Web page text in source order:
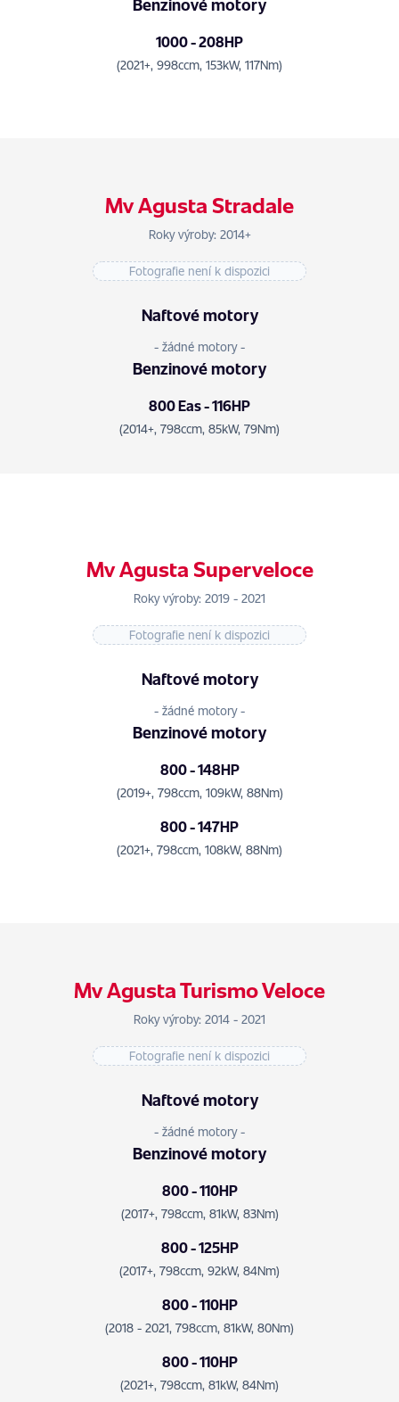
1000 - 208HP
(2021+, 998ccm, 153kW, 117Nm)
Mv Agusta Stradale
Roky výroby: 2014+
Fotografie není k dispozici
Naftové motory
- žádné motory -
Benzinové motory
800 Eas - 116HP
(2014+, 798ccm, 85kW, 79Nm)
Mv Agusta Superveloce
Roky výroby: 2019 - 2021
Fotografie není k dispozici
Naftové motory
- žádné motory -
Benzinové motory
800 - 148HP
(2019+, 798ccm, 109kW, 88Nm)
800 - 147HP
(2021+, 798ccm, 108kW, 88Nm)
Mv Agusta Turismo Veloce
Roky výroby: 2014 - 2021
Fotografie není k dispozici
Naftové motory
- žádné motory -
Benzinové motory
800 - 110HP
(2017+, 798ccm, 81kW, 83Nm)
800 - 125HP
(2017+, 798ccm, 92kW, 84Nm)
800 - 110HP
(2018 - 2021, 798ccm, 81kW, 80Nm)
800 - 110HP
(2021+, 798ccm, 81kW, 84Nm)